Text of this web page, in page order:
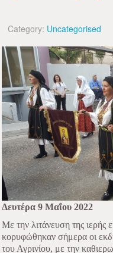
Category: Uncategorised
Δευτέρα 9 Μαΐου 2022
Με την λιτάνευση της ιερής
κορυφώθηκαν σήμερα οι
του Αγρινίου, με την